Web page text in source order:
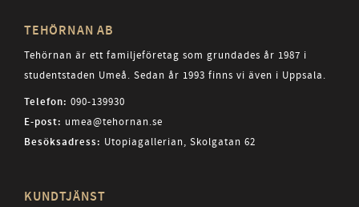
TEHÖRNAN AB
Tehörnan är ett familjeföretag som grundades år 1987 i
studentstaden Umeå. Sedan år 1993 finns vi även i Uppsala.
Telefon: 090-139930
E-post: umea@tehornan.se
Besöksadress: Utopiagallerian, Skolgatan 62
KUNDTJÄNST